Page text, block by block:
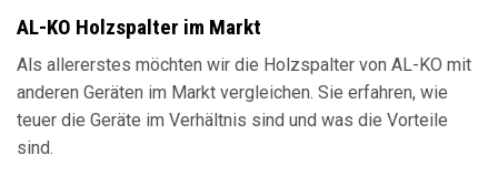
AL-KO Holzspalter im Markt
Als allererstes möchten wir die Holzspalter von AL-KO mit
anderen Geräten im Markt vergleichen. Sie erfahren, wie
teuer die Geräte im Verhältnis sind und was die Vorteile
sind.